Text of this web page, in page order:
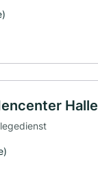
Halle